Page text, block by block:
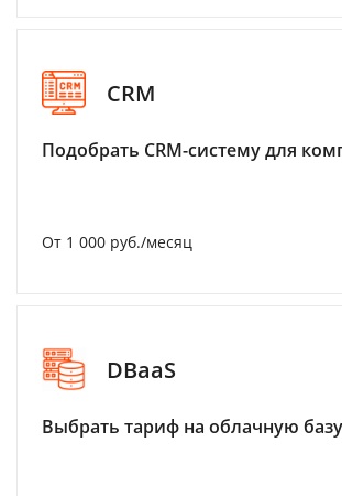
CRM
Подобрать CRM-систему для
От 1 000 руб./месяц
DBaaS
Выбрать тариф на облачную